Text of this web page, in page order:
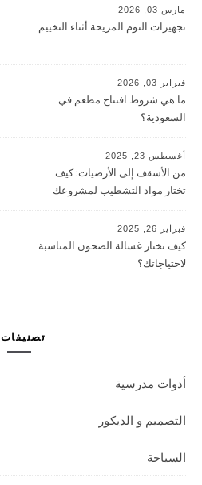
مارس 03, 2026
تجهيزات النوم المريحة أثناء التخييم
فبراير 03, 2026
ما هي شروط افتتاح مطعم في
السعودية؟
أغسطس 23, 2025
من الأسقف إلى الأرضيات: كيف
تختار مواد التشطيب لمشروعك
فبراير 26, 2025
كيف تختار غسالة الصحون المناسبة
لاحتياجاتك؟
تصنيفات
أدوات مدرسية
التصميم و الديكور
السياحة